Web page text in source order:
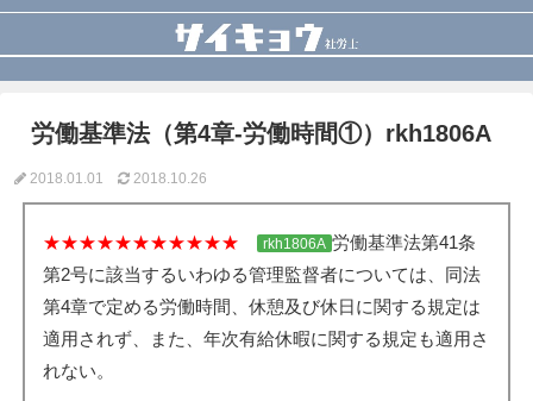
労働基準法（第4章-労働時間①）rkh1806A
2018.01.01 2018.10.26
★★★★★★★★★★★ rkh1806A 労働基準法第41条
第2号に該当するいわゆる管理監督者については、同法
第4章で定める労働時間、休憩及び休日に関する規定は
適用されず、また、年次有給休暇に関する規定も適用さ
れない。